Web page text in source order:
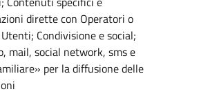
dirette con Operatori o
Condivisione e social;
mail, social network, sms e
per la diffusione delle